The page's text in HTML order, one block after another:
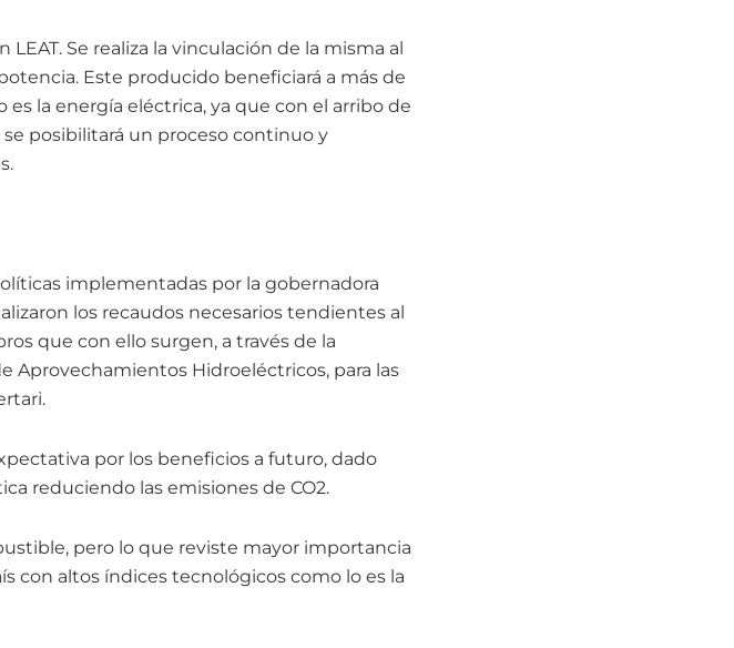
Se realiza la vinculación de la misma al
Este producido beneficiará a más de
la energía eléctrica, ya que con el arribo de
posibilitará un proceso continuo y
implementadas por la gobernadora
los recaudos necesarios tendientes al
que con ello surgen, a través de la
Aprovechamientos Hidroeléctricos, para las
por los beneficios a futuro, dado
reduciendo las emisiones de CO2.
pero lo que reviste mayor importancia
con altos índices tecnológicos como lo es la